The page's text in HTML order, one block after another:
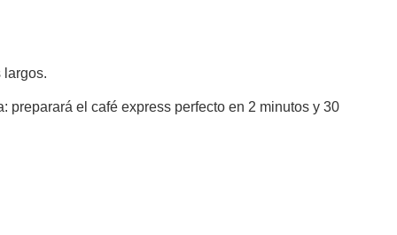
largos.
el café express perfecto en 2 minutos y 30